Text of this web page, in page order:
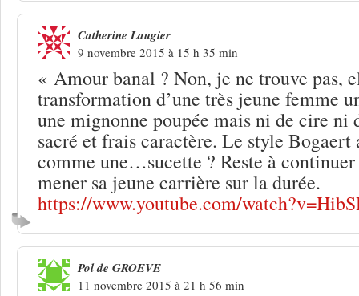
Catherine Laugier
9 novembre 2015 à 15 h 35 min
« Amour banal ? Non, je ne trouve pas,
transformation d’une très jeune femme
une mignonne poupée mais ni de cire ni
sacré et frais caractère. Le style
comme une…sucette ? Reste à continuer
mener sa jeune carrière sur la durée.
https://www.youtube.com/
Pol de GROEVE
11 novembre 2015 à 21 h 56 min